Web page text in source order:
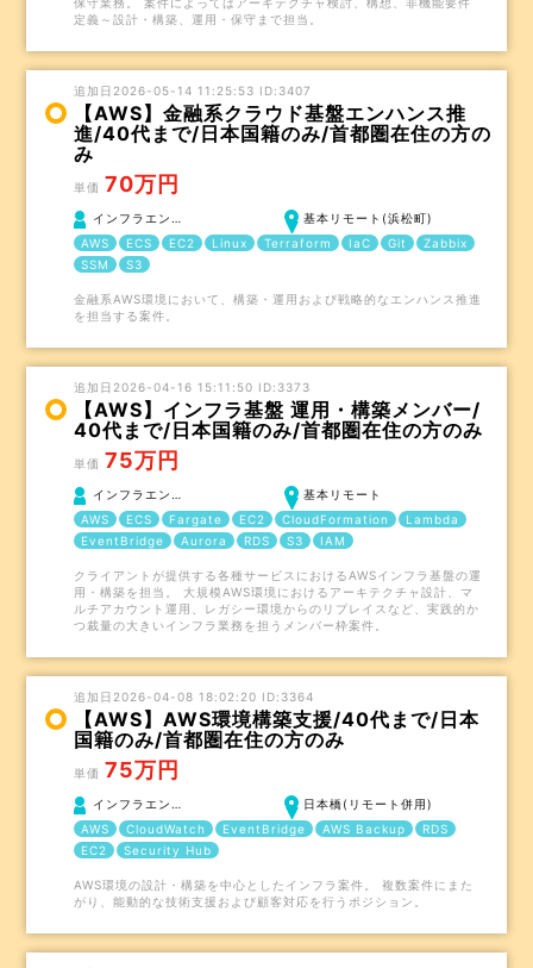
定義～設計・構築、運用・保守まで担当。
追加日2026-05-14 11:25:53 ID:3407
【AWS】金融系クラウド基盤エンハンス推
進/40代まで/日本国籍のみ/首都圏在住の方の
み
単価 70万円
インフラエン…
基本リモート(浜松町)
AWS
ECS EC2 Linux Terraform IaC Git
Zabbix
SSM
S3
金融系AWS環境において、構築・運用および戦略的なエンハンス推進
を担当する案件。
追加日2026-04-16 15:11:50 ID:3373
【AWS】インフラ基盤 運用・構築メンバー/
40代まで/日本国籍のみ/首都圏在住の方のみ
単価 75万円
インフラエン…
基本リモート
AWS
ECS Fargate EC2 CloudFormation
Lambda
EventBridge
Aurora RDS S3 IAM
クライアントが提供する各種サービスにおけるAWSインフラ基盤の運
用・構築を担当。 大規模AWS環境におけるアーキテクチャ設計、マ
ルチアカウント運用、レガシー環境からのリプレイスなど、実践的か
つ裁量の大きいインフラ業務を担うメンバー枠案件。
追加日2026-04-08 18:02:20 ID:3364
【AWS】AWS環境構築支援/40代まで/日本
国籍のみ/首都圏在住の方のみ
単価 75万円
インフラエン…
日本橋(リモート併用)
AWS
CloudWatch EventBridge AWS Backup
RDS
EC2
Security Hub
AWS環境の設計・構築を中心としたインフラ案件。 複数案件にまた
がり、能動的な技術支援および顧客対応を行うポジション。